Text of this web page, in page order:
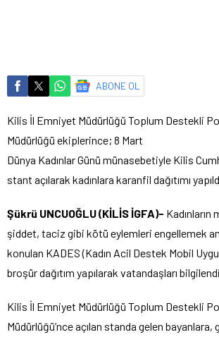
ABONE OL
Kilis İl Emniyet Müdürlüğü Toplum Destekli
Müdürlüğü ekiplerince; 8 Mart
Dünya Kadınlar Günü münasebetiyle Kilis
stant açılarak kadınlara karanfil dağıtımı
Şükrü UNCUOĞLU (KİLİS İGFA)- Kadınların
şiddet, taciz gibi kötü eylemleri engellemek
konulan KADES (Kadın Acil Destek Mobil
broşür dağıtım yapılarak vatandaşları
Kilis İl Emniyet Müdürlüğü Toplum Destekli
Müdürlüğü’nce açılan standa gelen